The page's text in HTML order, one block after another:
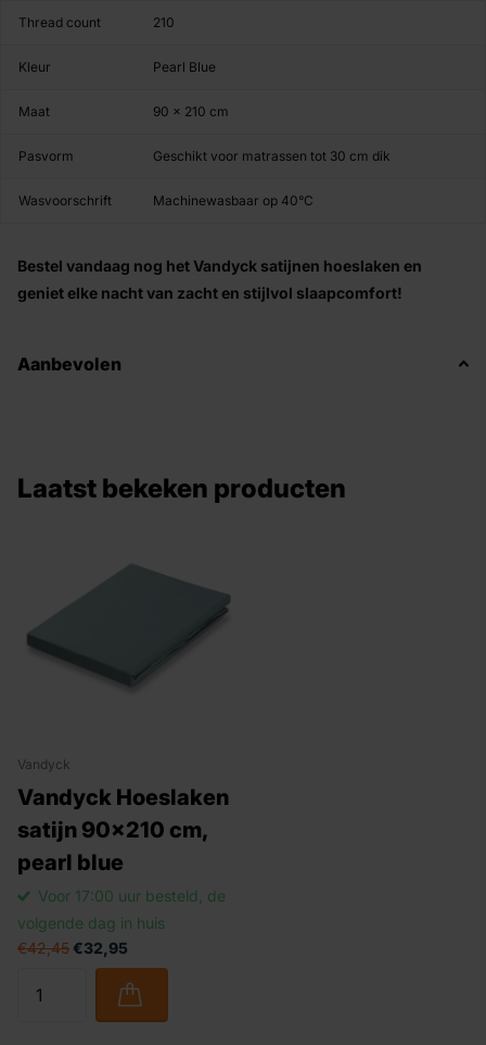
Thread count 210
Kleur Pearl Blue
Maat 90 x 210 cm
Pasvorm Geschikt voor matrassen tot 30 cm dik
Wasvoorschrift Machinewasbaar op 40°C
Bestel vandaag nog het Vandyck satijnen hoeslaken en
geniet elke nacht van zacht en stijlvol slaapcomfort!
Aanbevolen
Laatst bekeken producten
Vandyck
Vandyck Hoeslaken
satijn 90x210 cm,
pearl blue
Voor 17:00 uur besteld, de
volgende dag in huis
€42,45 €32,95